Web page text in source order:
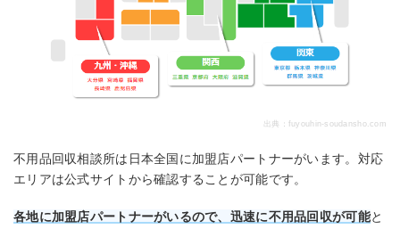
出典： fuyouhin-soudansho.com
不用品回収相談所は日本全国に加盟店パートナーがいます。対応
エリアは公式サイトから確認することが可能です。
各地に加盟店パートナーがいるので、迅速に不用品回収が可能と